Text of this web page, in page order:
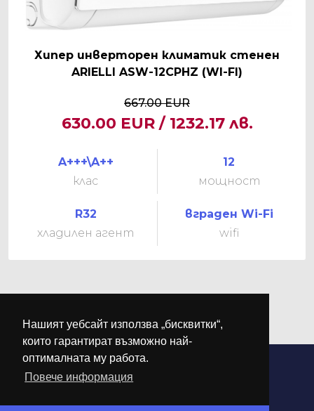
Нашият уебсайт използва „бисквитки“,
които гарантират възможно най-
оптималната му работа.
Повече информация
Хипер инверторен климатик стенен
ARIELLI ASW-12CPHZ (WI-FI)
667.00 EUR
630.00 EUR / 1232.17 лв.
A+++\A++
клас
12
мощност
R32
хладилен агент
вграден Wi-Fi
wifi
©М-КЛИМА. Всички права запазени.
Дизайн и разработка отDREAMSOFT